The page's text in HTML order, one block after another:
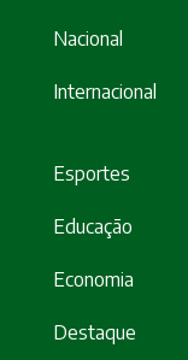
Nacional
Internacional
Esportes
Educação
Economia
Destaque